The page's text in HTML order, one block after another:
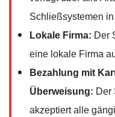
Schließsystemen
Lokale Firma: Der
eine lokale Firma
Bezahlung mit
Überweisung: Der
akzeptiert alle